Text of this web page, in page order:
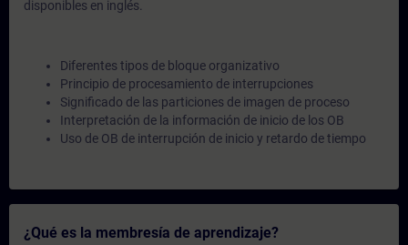
disponibles en inglés.
Diferentes tipos de bloque organizativo
Principio de procesamiento de interrupciones
Significado de las particiones de imagen de proceso
Interpretación de la información de inicio de los OB
Uso de OB de interrupción de inicio y retardo de tiempo
¿Qué es la membresía de aprendizaje?